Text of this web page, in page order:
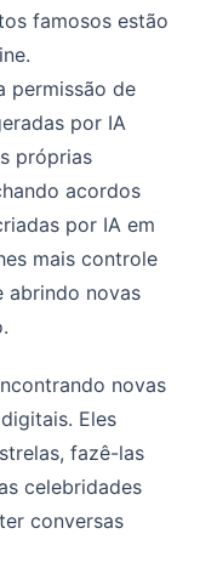
famosos estão
permissão de
por IA
próprias
acordos
por IA em
mais controle
abrindo novas
novas
Eles
fazê-las
celebridades
conversas